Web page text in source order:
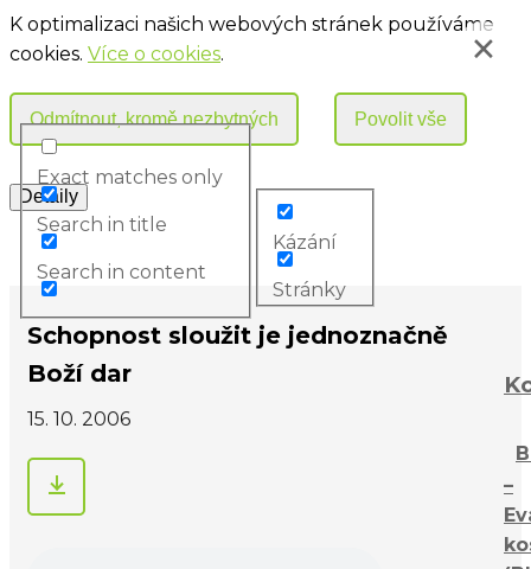
K optimalizaci našich webových stránek používáme
cookies. Více o cookies.
Schopnost sloužit je jednoznačně
Boží dar
15. 10. 2006
–
Exact matches only
Search in title
Search in content
Kázání
Stránky